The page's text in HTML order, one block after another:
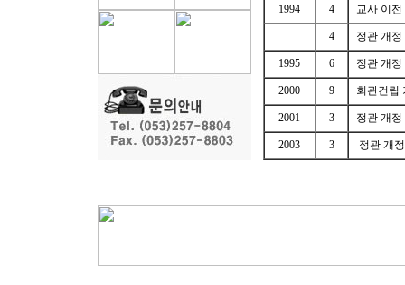
1994 4 교사 이전
4 정관 개정
1995 6 정관 개정
2000 9 회관건립
2001 3 정관 개정
2003 3 정관 개정